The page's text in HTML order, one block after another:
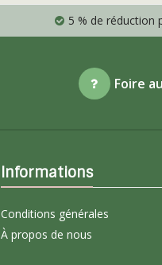
5 % de réduction
Foire
Informations
Conditions générales
À propos de nous